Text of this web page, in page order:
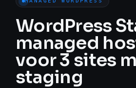
WordPress
managed
voor 3 sites
staging